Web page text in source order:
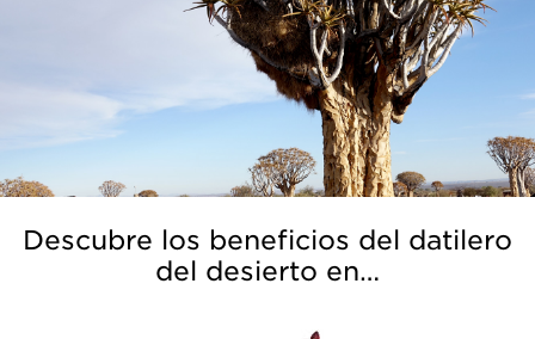
Descubre los beneficios del datilero
del desierto en…